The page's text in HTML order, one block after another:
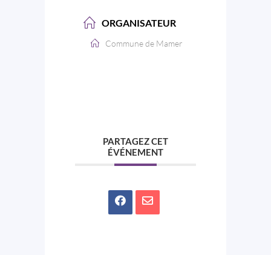
ORGANISATEUR
Commune de Mamer
PARTAGEZ CET
ÉVÉNEMENT